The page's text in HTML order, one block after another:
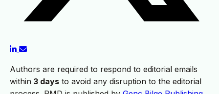
Authors are required to respond to editorial emails
within 3 days to avoid any disruption to the editorial